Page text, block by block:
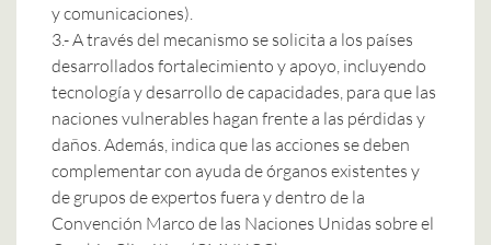
y comunicaciones).
3.- A través del mecanismo se solicita a los países
desarrollados fortalecimiento y apoyo, incluyendo
tecnología y desarrollo de capacidades, para que las
naciones vulnerables hagan frente a las pérdidas y
daños. Además, indica que las acciones se deben
complementar con ayuda de órganos existentes y
de grupos de expertos fuera y dentro de la
Convención Marco de las Naciones Unidas sobre el